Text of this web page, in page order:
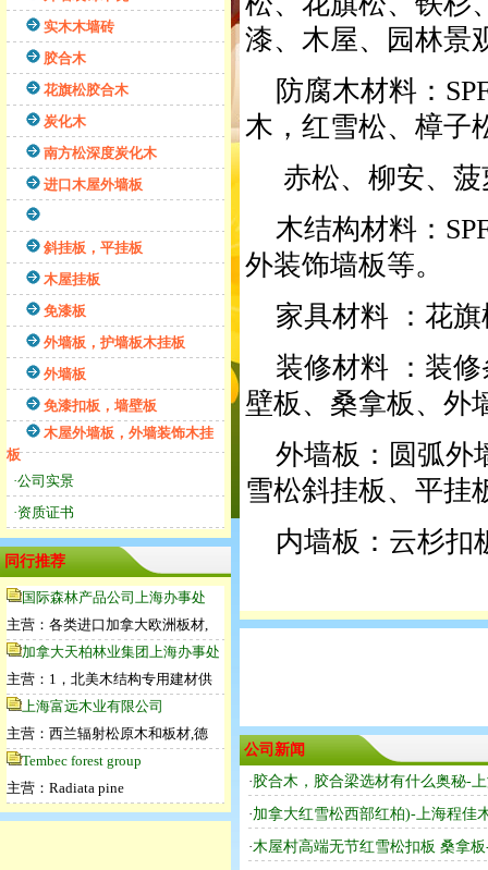
实木木墙砖
胶合木
花旗松胶合木
炭化木
南方松深度炭化木
进口木屋外墙板
斜挂板，平挂板
木屋挂板
免漆板
外墙板，护墙板木挂板
外墙板
免漆扣板，墙壁板
木屋外墙板，外墙装饰木挂
板
·公司实景
·资质证书
同行推荐
国际森林产品公司上海办事处
主营：各类进口加拿大欧洲板材,
加拿大天柏林业集团上海办事处
主营：1，北美木结构专用建材供
上海富远木业有限公司
主营：西兰辐射松原木和板材,德
Tembec forest group
主营：Radiata pine
漆、木屋、园林景
防腐木材料：
木，红雪松、樟子
赤松、柳安、菠
木结构材料：
外装饰墙板等。
家具材料 ：花旗
装修材料 ：装修
壁板、桑拿板、外
外墙板：圆弧外
雪松斜挂板、平挂
内墙板：云杉扣
公司新闻
·胶合木，胶合梁选材有什么奥秘-
·加拿大红雪松西部红柏)-上海程佳
·木屋村高端无节红雪松扣板 桑拿